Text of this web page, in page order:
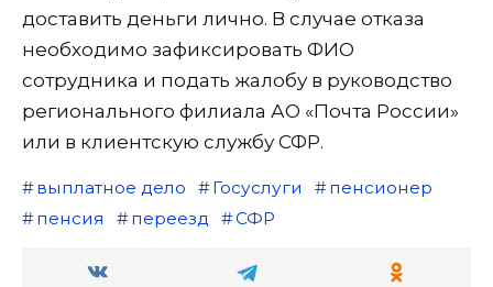
доставить деньги лично. В случае отказа
необходимо зафиксировать ФИО
сотрудника и подать жалобу в руководство
регионального филиала АО «Почта России»
или в клиентскую службу СФР.
выплатное дело Госуслуги
пенсионер
пенсия
переезд СФР